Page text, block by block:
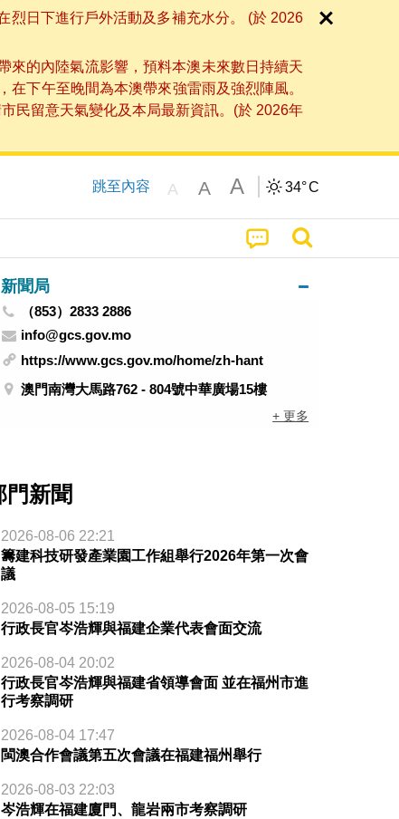
烈日下進行戶外活動及多補充水分。 (於 2026
來的內陸氣流影響，預料本澳未來數日持續天
下午至晚間為本澳帶來強雷雨及強烈陣風。
民留意天氣變化及本局最新資訊。(於 2026年
跳至內容 A A A 34°C
新聞局
（853）2833 2886
info@gcs.gov.mo
https://www.gcs.gov.mo/home/zh-hant
澳門南灣大馬路762 - 804號中華廣場15樓
+ 更多
門新聞
2026-08-06 22:21
籌建科技研發產業園工作組舉行2026年第一次會
議
2026-08-05 15:19
行政長官岑浩輝與福建企業代表會面交流
2026-08-04 20:02
行政長官岑浩輝與福建省領導會面 並在福州市進
行考察調研
2026-08-04 17:47
閩澳合作會議第五次會議在福建福州舉行
2026-08-03 22:03
岑浩輝在福建廈門、龍岩兩市考察調研